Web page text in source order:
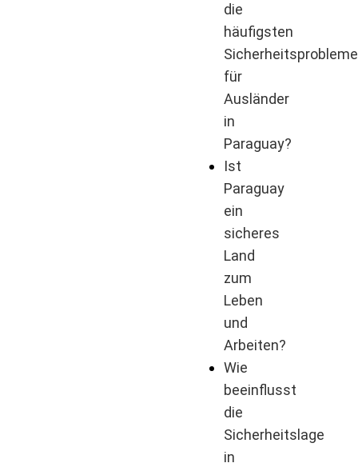
die
häufigsten
Sicherheitsprobleme
für
Ausländer
in
Paraguay?
Ist
Paraguay
ein
sicheres
Land
zum
Leben
und
Arbeiten?
Wie
beeinflusst
die
Sicherheitslage
in